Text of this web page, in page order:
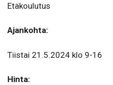
Etäkoulutus
Ajankohta:
Tiistai 21.5.2024 klo 9-16
Hinta: